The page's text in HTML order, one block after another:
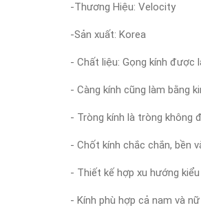
-Thương Hiệu: Velocity
-Sản xuất: Korea
- Chất liệu: Gọng kính được
- Càng kính cũng làm bằng
- Tròng kính là tròng không
- Chốt kính chắc chắn, bền
- Thiết kế hợp xu hướng
- Kính phù hợp cả nam và nữ